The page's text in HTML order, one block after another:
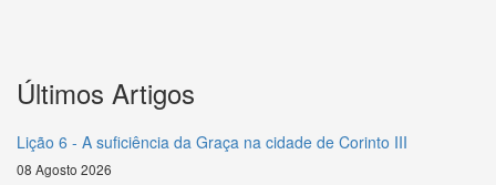
Últimos Artigos
Lição 6 - A suficiência da Graça na cidade de Corinto III
08 Agosto 2026